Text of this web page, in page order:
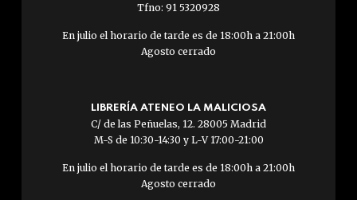
Tfno: 91 5320928
En julio el horario de tarde es de 18:00h a 21:00h
Agosto cerrado
LIBRERÍA ATENEO LA MALICIOSA
C/ de las Peñuelas, 12. 28005 Madrid
M-S de 10:30-14:30 y L-V 17:00-21:00
En julio el horario de tarde es de 18:00h a 21:00h
Agosto cerrado